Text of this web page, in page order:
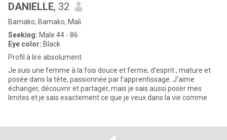
DANIELLE, 32
Bamako, Bamako, Mali
Seeking: Male 44 - 86
Eye color: Black
Profil à lire absolument
Je suis une femme à la fois douce et ferme, d’esprit , mature et
posée dans la tête, passionnée par l’apprentissage. J’aime
échanger, découvrir et partager, mais je sais aussi poser mes
limites et je sais exactement ce que je veux dans la vie comme